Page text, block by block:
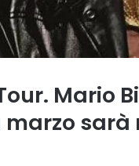
Mario